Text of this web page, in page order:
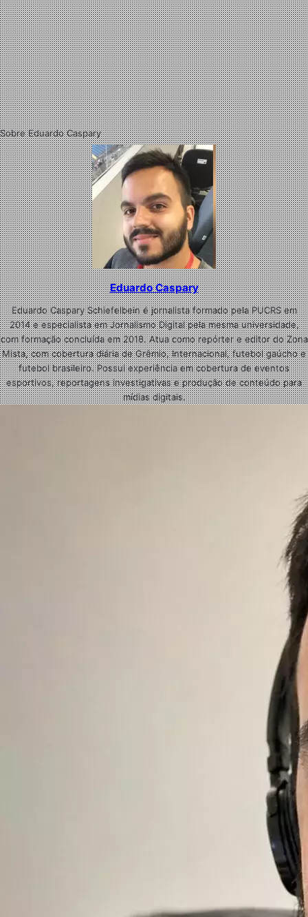
Sobre Eduardo Caspary
Eduardo Caspary
Eduardo Caspary Schiefelbein é jornalista formado pela PUCRS em
2014 e especialista em Jornalismo Digital pela mesma universidade,
com formação concluída em 2018. Atua como repórter e editor do Zona
Mista, com cobertura diária de Grêmio, Internacional, futebol gaúcho e
futebol brasileiro. Possui experiência em cobertura de eventos
esportivos, reportagens investigativas e produção de conteúdo para
mídias digitais.